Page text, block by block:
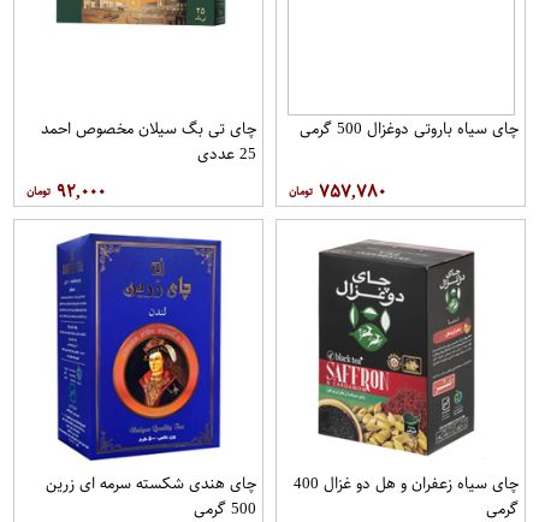
چای سیاه باروتی دوغزال 500 گرمی
۷۵۷,۷۸۰
چای تی بگ سیلان مخصوص احمد
25 عددی
۹۲,۰۰۰
چای سیاه زعفران و هل دو غزال 400
گرمی
چای هندی شکسته سرمه ای زرین
500 گرمی